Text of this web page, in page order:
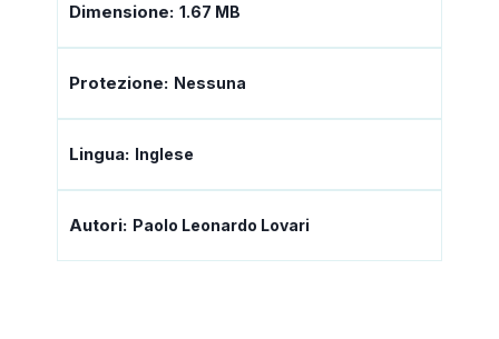
Dimensione: 1.67 MB
Protezione: Nessuna
Lingua: Inglese
Autori: Paolo Leonardo Lovari